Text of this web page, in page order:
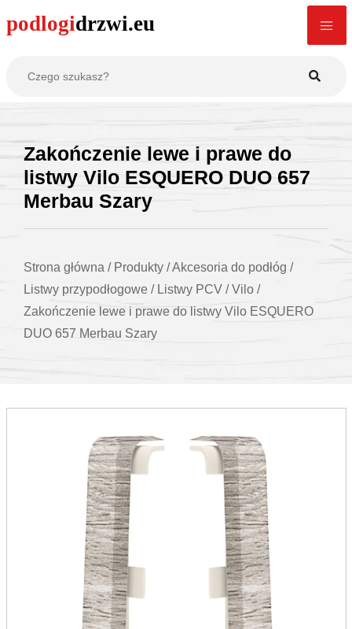
Zakończenie lewe i prawe do
listwy Vilo ESQUERO DUO 657
Merbau Szary
Strona główna / Produkty /Akcesoria do podłóg /
Listwy przypodłogowe / Listwy PCV /Vilo /
Zakończenie lewe i prawe do listwy Vilo ESQUERO
DUO 657 Merbau Szary